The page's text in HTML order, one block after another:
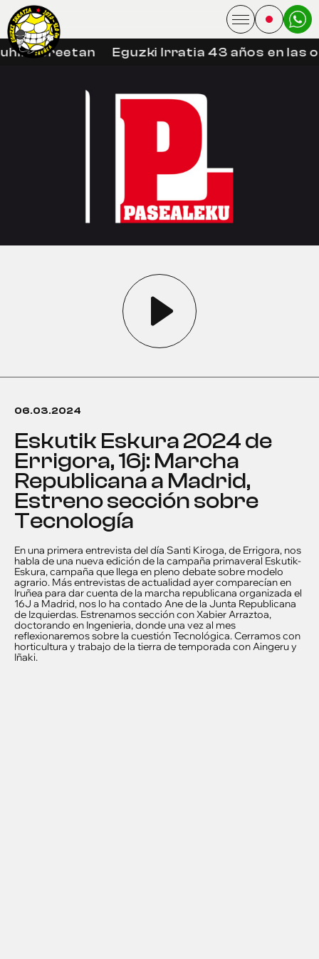
libreetan Eguzki Irratia 43 años en las
06.03.2024
Eskutik Eskura 2024 de
Errigora, 16j: Marcha
Republicana a Madrid,
Estreno sección sobre
Tecnología
En una primera entrevista del día Santi Kiroga, de Errigora, nos
habla de una nueva edición de la campaña primaveral Eskutik-
Eskura, campaña que llega en pleno debate sobre modelo
agrario. Más entrevistas de actualidad ayer comparecían en
Iruñea para dar cuenta de la marcha republicana organizada el
16J a Madrid, nos lo ha contado Ane de la Junta Republicana
de Izquierdas. Estrenamos sección con Xabier Arraztoa,
doctorando en Ingenieria, donde una vez al mes
reflexionaremos sobre la cuestión Tecnológica. Cerramos con
horticultura y trabajo de la tierra de temporada con Aingeru y
Iñaki.